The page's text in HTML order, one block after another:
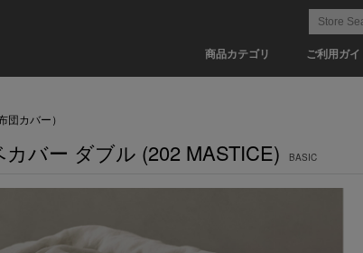
商品カテゴリ ご利用ガイ
団カバー）
バー ダブル (202 MASTICE) BASIC